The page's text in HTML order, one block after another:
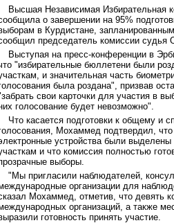
Высшая Независимая Избирательная
о завершении на 95%
в Курдистане,
председатель комиссии
Выступая на пресс-конференции в
"избирательные бюллетени были
и значительная часть
была роздана", призвав
свои карточки для участия в
голосование будет невозможно".
Что касается подготовки к общему и
Мохаммед подтвердил,
устройства были выделены
и что комиссия полностью
выборы.
"Мы пригласили наблюдателей,
организации для
Мохаммед, отметив, что девять
организаций, а также
готовность принять участие.